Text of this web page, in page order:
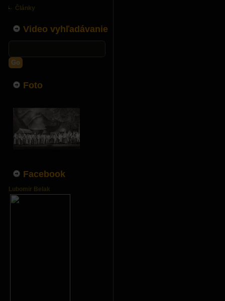
Články
Video vyhľadávanie
Go
Foto
Facebook
Lubomir Belak